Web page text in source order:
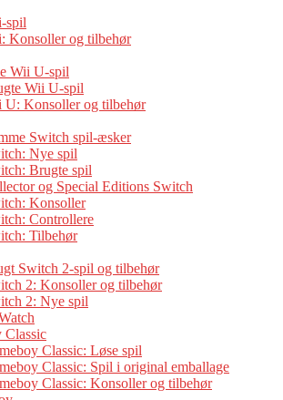
spil
Konsoller og tilbehør
Wii U-spil
Wii U-spil
U: Konsoller og tilbehør
Switch spil-æsker
Nye spil
Brugte spil
og Special Editions Switch
Konsoller
Controllere
Tilbehør
Switch 2-spil og tilbehør
2: Konsoller og tilbehør
2: Nye spil
Classic
Classic: Løse spil
Classic: Spil i original emballage
Classic: Konsoller og tilbehør